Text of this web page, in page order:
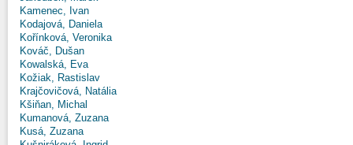
Kamenec, Ivan
Kodajová, Daniela
Kořínková, Veronika
Kováč, Dušan
Kowalská, Eva
Kožiak, Rastislav
Krajčovičová, Natália
Kšiňan, Michal
Kumanová, Zuzana
Kusá, Zuzana